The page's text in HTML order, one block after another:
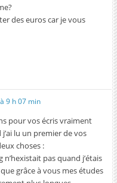
des euros car je vous
9 h 07 min
pour vos écris vraiment
j’ai lu un premier de vos
choses :
pas quand j’étais
grâce à vous mes études